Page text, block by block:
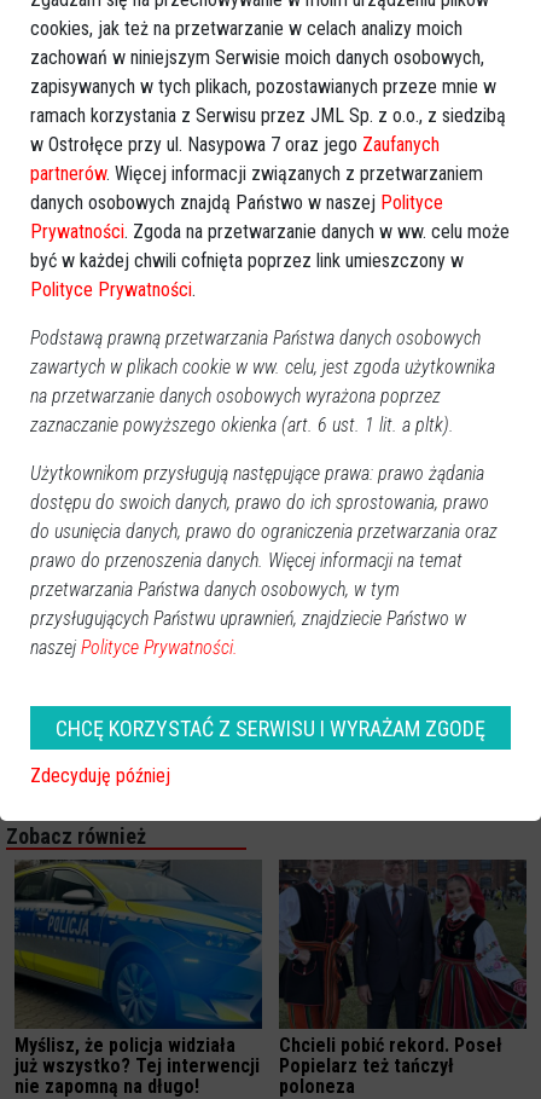
Więcej o:Brutalny atak,pobicie ze skutkiem śmiertelnym
wyrok sądu , próba zatarcia śladów , śledztwo i zatrzymanie.
Zobacz również
Myślisz, że policja widziała
już wszystko? Tej interwencji
nie zapomną na długo!
Chcieli pobić rekord. Poseł
Popielarz też tańczył
poloneza
cookies, jak też na przetwarzanie w celach analizy moich
zachowań w niniejszym Serwisie moich danych osobowych,
zapisywanych w tych plikach, pozostawianych przeze mnie w
ramach korzystania z Serwisu przez JML Sp. z o.o., z siedzibą
w Ostrołęce przy ul. Nasypowa 7 oraz jego Zaufanych
partnerów. Więcej informacji związanych z przetwarzaniem
danych osobowych znajdą Państwo w naszej Polityce
Prywatności. Zgoda na przetwarzanie danych w ww. celu może
być w każdej chwili cofnięta poprzez link umieszczony w
Polityce Prywatności.
Podstawą prawną przetwarzania Państwa danych osobowych
zawartych w plikach cookie w ww. celu, jest zgoda użytkownika
na przetwarzanie danych osobowych wyrażona poprzez
zaznaczanie powyższego okienka (art. 6 ust. 1 lit. a pltk).
Użytkownikom przysługują następujące prawa: prawo żądania
dostępu do swoich danych, prawo do ich sprostowania, prawo
do usunięcia danych, prawo do ograniczenia przetwarzania oraz
prawo do przenoszenia danych. Więcej informacji na temat
przetwarzania Państwa danych osobowych, w tym
przysługujących Państwu uprawnień, znajdziecie Państwo w
naszej Polityce Prywatności.
CHCĘ KORZYSTAĆ Z SERWISU I WYRAŻAM ZGODĘ
Zdecyduję później